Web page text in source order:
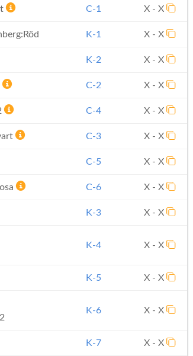
C-1 X - X
K-1 X - X
K-2 X - X
C-2 X - X
C-4 X - X
C-3 X - X
C-5 X - X
C-6 X - X
K-3 X - X
K-4 X - X
K-5 X - X
K-6 X - X
K-7 X - X